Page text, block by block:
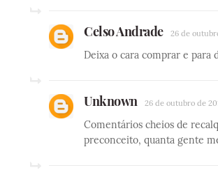
Celso Andrade 26 de
Deixa o cara comprar e para
Unknown 26 de outubro de
Comentários cheios de
preconceito, quanta gente